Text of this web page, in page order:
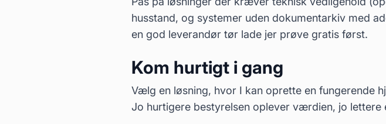
husstand, og systemer uden dokumentarkiv med
en god leverandør tør lade jer prøve gratis først.
Kom hurtigt i gang
Vælg en løsning, hvor I kan oprette en fungerende
Jo hurtigere bestyrelsen oplever værdien, jo lettere